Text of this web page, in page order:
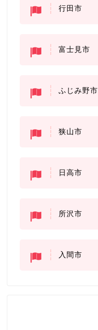
行田市
富士見市
ふじみ野市
狭山市
日高市
所沢市
入間市